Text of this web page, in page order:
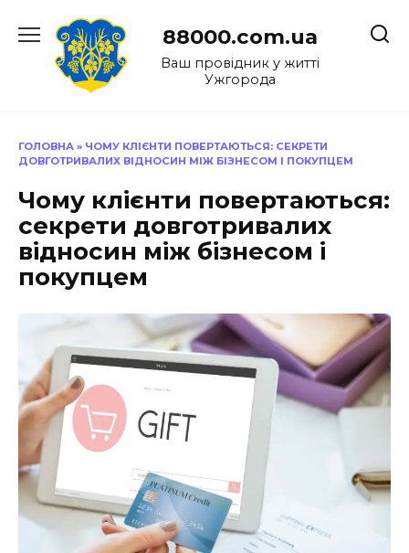
до
88000.com.ua
Ваш провідник у житті
Ужгорода
ГОЛОВНА » ЧОМУ КЛІЄНТИ ПОВЕРТАЮТЬСЯ: СЕКРЕТИ
ДОВГОТРИВАЛИХ ВІДНОСИН МІЖ БІЗНЕСОМ І ПОКУПЦЕМ
Чому клієнти повертаються:
секрети довготривалих
відносин між бізнесом і
покупцем